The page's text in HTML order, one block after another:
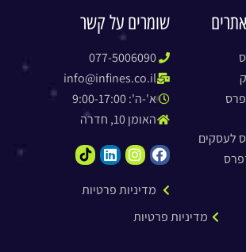
לעסקים
שומרים על קשר
077-5006090
info@infines.co.il
א'-ה': 9:00-17:00
האומן 10, חדרה
מדיניות פרטיות
מדיניות פרטיות